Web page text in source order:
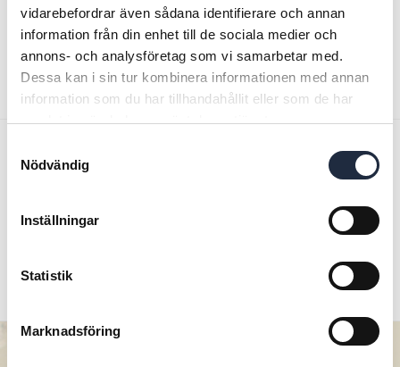
vidarebefordrar även sådana identifierare och annan
information från din enhet till de sociala medier och
annons- och analysföretag som vi samarbetar med.
Dessa kan i sin tur kombinera informationen med annan
information som du har tillhandahållit eller som de har
samlat in när du har använt deras tjänster.
Nödvändig
Inställningar
Statistik
Marknadsföring
Glömt lösenordet?
Ny kund? Registrera dig här
Om Oss Kundinformation